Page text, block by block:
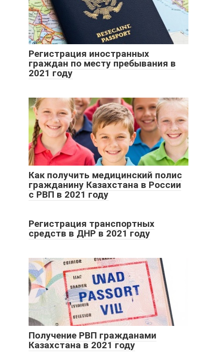
Регистрация иностранных
граждан по месту пребывания в
2021 году
Как получить медицинский полис
гражданину Казахстана в России
с РВП в 2021 году
Регистрация транспортных
средств в ДНР в 2021 году
Получение РВП гражданами
Казахстана в 2021 году